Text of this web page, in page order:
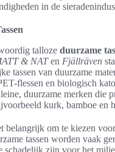
in de
talloze duurzame
& NATen Fjällräven
tassen van duurzame
flessen en biologisch
duurzame merken die
kurk, bamboe en
belangrijk om te kiezen
tassen worden vaak
schadelijk zijn voor het